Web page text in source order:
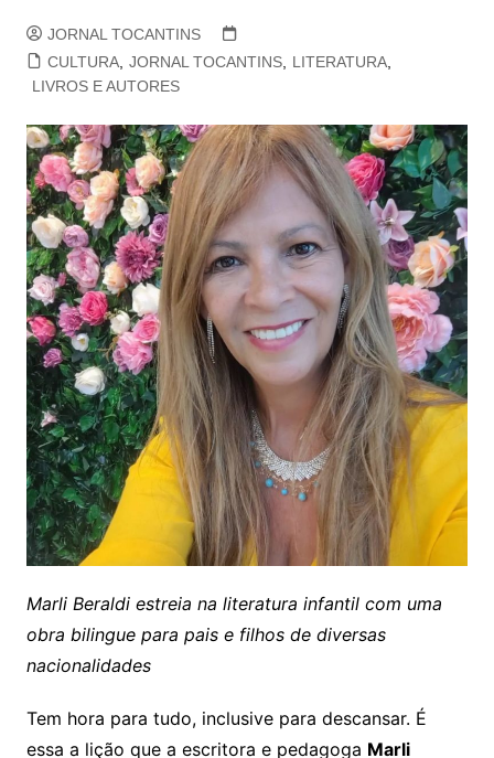
JORNAL TOCANTINS
CULTURA, JORNAL TOCANTINS, LITERATURA,
LIVROS E AUTORES
Marli Beraldi estreia na literatura infantil com uma
obra bilingue para pais e filhos de diversas
nacionalidades
Tem hora para tudo, inclusive para descansar. É
essa a lição que a escritora e pedagoga Marli